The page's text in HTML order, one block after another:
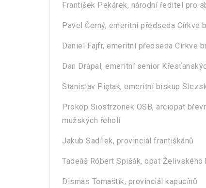
František Pekárek, národní ředitel pro
Pavel Černý, emeritní předseda Církve
Daniel Fajfr, emeritní předseda Církve
Dan Drápal, emeritní senior
Stanislav Piętak, emeritní biskup
Prokop Siostrzonek OSB, arciopat
mužských řeholí
Jakub Sadílek, provinciál františkánů
Tadeáš Róbert Spišák, opat
Dismas Tomaštík, provinciál kapucínů